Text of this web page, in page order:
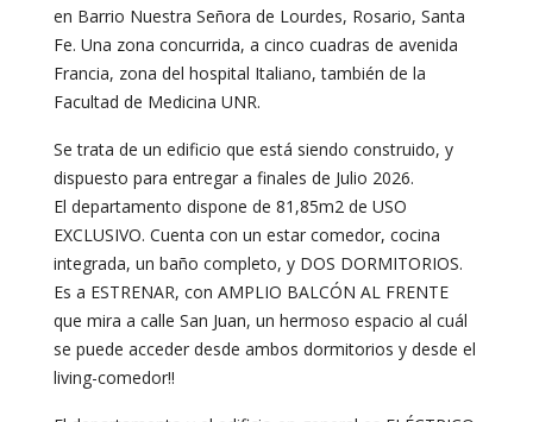
en Barrio Nuestra Señora de Lourdes, Rosario, Santa
Fe. Una zona concurrida, a cinco cuadras de avenida
Francia, zona del hospital Italiano, también de la
Facultad de Medicina UNR.
Se trata de un edificio que está siendo construido, y
dispuesto para entregar a finales de Julio 2026.
El departamento dispone de 81,85m2 de USO
EXCLUSIVO. Cuenta con un estar comedor, cocina
integrada, un baño completo, y DOS DORMITORIOS.
Es a ESTRENAR, con AMPLIO BALCÓN AL FRENTE
que mira a calle San Juan, un hermoso espacio al cuál
se puede acceder desde ambos dormitorios y desde el
living-comedor!!